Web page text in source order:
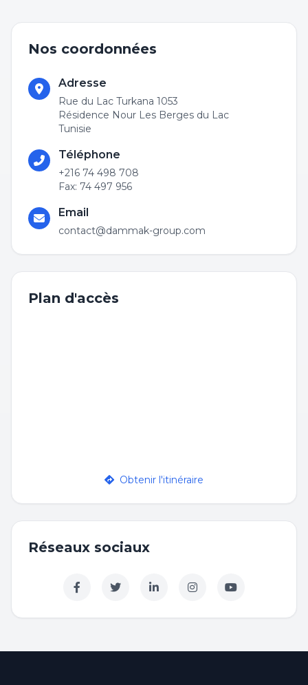
Nos coordonnées
Adresse
Rue du Lac Turkana 1053
Résidence Nour Les Berges du Lac
Tunisie
Téléphone
+216 74 498 708
Fax: 74 497 956
Email
contact@dammak-group.com
Plan d'accès
Obtenir l'itinéraire
Réseaux sociaux